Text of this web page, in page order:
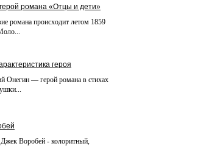
романа «Отцы и дети»
романа происходит летом 1859
героя
Онегин — герой романа в стихах
Воробей - колоритный,